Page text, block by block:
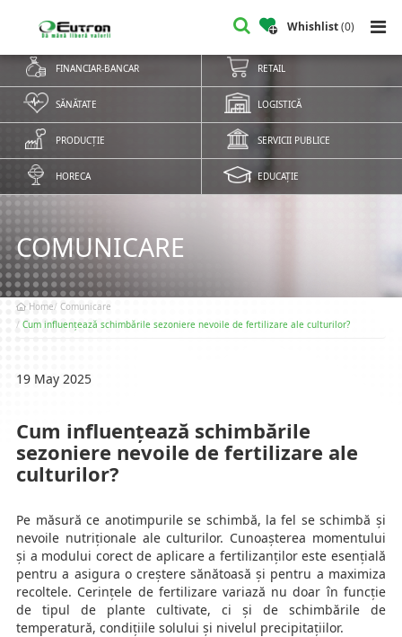
Whishlist(0)
FINANCIAR-BANCAR RETAIL
SĂNĂTATE LOGISTICĂ
PRODUCȚIE SERVICII PUBLICE
HORECA EDUCAȚIE
COMUNICARE
Home Comunicare
Cum influențează schimbările sezoniere nevoile de fertilizare ale culturilor?
19 May 2025
Cum influențează schimbările
sezoniere nevoile de fertilizare ale
culturilor?
Pe măsură ce anotimpurile se schimbă, la fel se schimbă și
nevoile nutriționale ale culturilor. Cunoașterea momentului
și a modului corect de aplicare a fertilizanților este esențială
pentru a asigura o creștere sănătoasă și pentru a maximiza
recoltele. Cerințele de fertilizare variază nu doar în funcție
de tipul de plante cultivate, ci și de schimbările de
temperatură, condițiile solului și nivelul precipitațiilor.